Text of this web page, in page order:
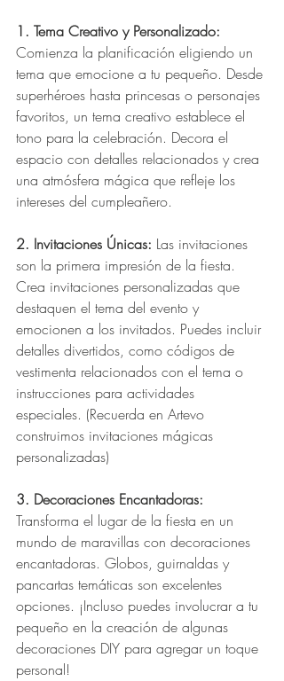
1. Tema Creativo y Personalizado:
Comienza la planificación eligiendo un
tema que emocione a tu pequeño. Desde
superhéroes hasta princesas o personajes
favoritos, un tema creativo establece el
tono para la celebración. Decora el
espacio con detalles relacionados y crea
una atmósfera mágica que refleje los
intereses del cumpleañero.
2. Invitaciones Únicas: Las invitaciones
son la primera impresión de la fiesta.
Crea invitaciones personalizadas que
destaquen el tema del evento y
emocionen a los invitados. Puedes incluir
detalles divertidos, como códigos de
vestimenta relacionados con el tema o
instrucciones para actividades
especiales. (Recuerda en Artevo
construimos invitaciones mágicas
personalizadas)
3. Decoraciones Encantadoras:
Transforma el lugar de la fiesta en un
mundo de maravillas con decoraciones
encantadoras. Globos, guirnaldas y
pancartas temáticas son excelentes
opciones. ¡Incluso puedes involucrar a tu
pequeño en la creación de algunas
decoraciones DIY para agregar un toque
personal!